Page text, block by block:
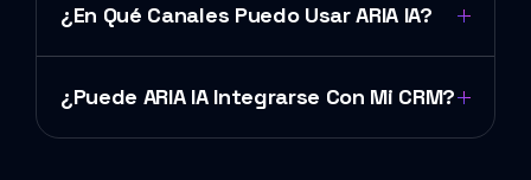
¿En Qué Canales Puedo Usar ARIA IA?
¿Puede ARIA IA Integrarse Con Mi CRM?